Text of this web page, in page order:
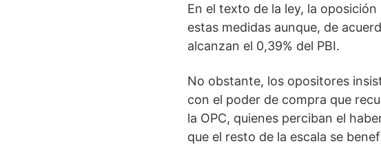
En el texto de la ley, la
estas medidas aunque, de
alcanzan el 0,39% del PBI.
No obstante, los opositores
con el poder de compra que
la OPC, quienes perciban el
que el resto de la escala se